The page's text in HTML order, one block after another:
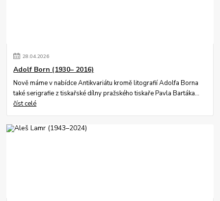
28.04.2026
Adolf Born (1930– 2016)
Nově máme v nabídce Antikvariátu kromě litografií Adolfa Borna
také serigrafie z tiskařské dílny pražského tiskaře Pavla Bartáka...
číst celé